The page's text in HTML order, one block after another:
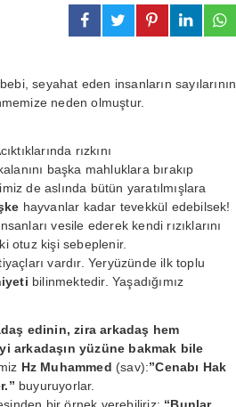
seyahat eden insanların sayılarının
neden olmuştur.
rızkını
başka mahluklara bırakıp
de aslında bütün yaratılmışlara
hayvanlar kadar tevekkül edebilsek!
vesile ederek kendi rızıklarını
otuz kişi sebeplenir.
vardır. Yeryüzünde ilk toplu
bilinmektedir. Yaşadığımız
edinin, zira arkadaş hem
arkadaşın yüzüne bakmak bile
Hz Muhammed (sav):”Cenabı Hak
buyuruyorlar.